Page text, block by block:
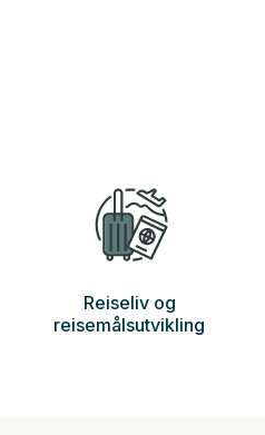
Reiseliv og
reisemålsutvikling